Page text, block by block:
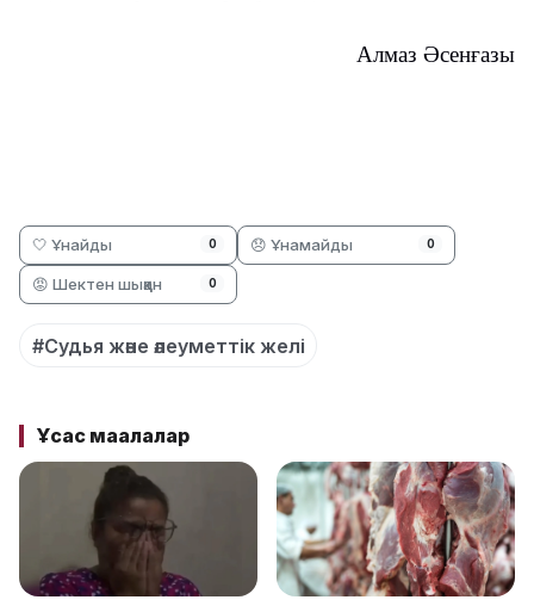
Алмаз Әсенғазы
🤍 Ұнайды 0 😞 Ұнамайды 0
😡 Шектен шыққан 0
#Судья және әлеуметтік желі
Ұқсас мақалалар